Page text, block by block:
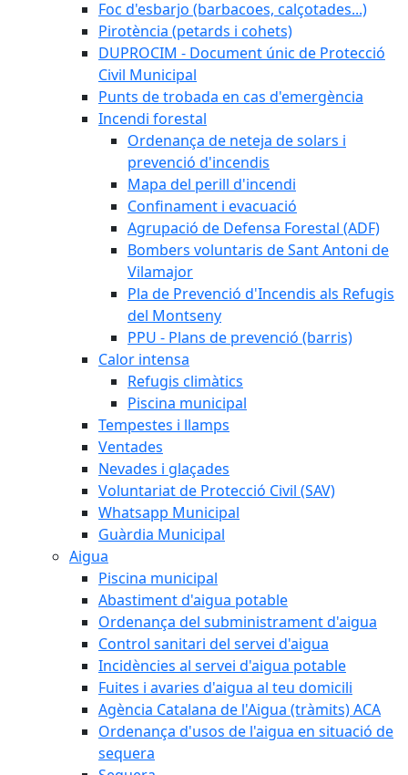
Foc d'esbarjo (barbacoes, calçotades...)
Pirotència (petards i cohets)
DUPROCIM - Document únic de Protecció
Civil Municipal
Punts de trobada en cas d'emergència
Incendi forestal
Ordenança de neteja de solars i
prevenció d'incendis
Mapa del perill d'incendi
Confinament i evacuació
Agrupació de Defensa Forestal (ADF)
Bombers voluntaris de Sant Antoni de
Vilamajor
Pla de Prevenció d'Incendis als Refugis
del Montseny
PPU - Plans de prevenció (barris)
Calor intensa
Refugis climàtics
Piscina municipal
Tempestes i llamps
Ventades
Nevades i glaçades
Voluntariat de Protecció Civil (SAV)
Whatsapp Municipal
Guàrdia Municipal
Aigua
Piscina municipal
Abastiment d'aigua potable
Ordenança del subministrament d'aigua
Control sanitari del servei d'aigua
Incidències al servei d'aigua potable
Fuites i avaries d'aigua al teu domicili
Agència Catalana de l'Aigua (tràmits) ACA
Ordenança d'usos de l'aigua en situació de
sequera